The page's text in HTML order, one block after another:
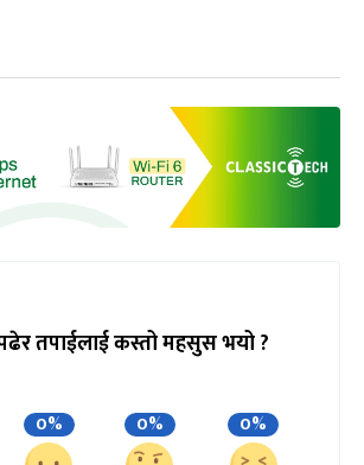
तपाईलाई कस्तो महसुस भयो ?
0% 0% 0%